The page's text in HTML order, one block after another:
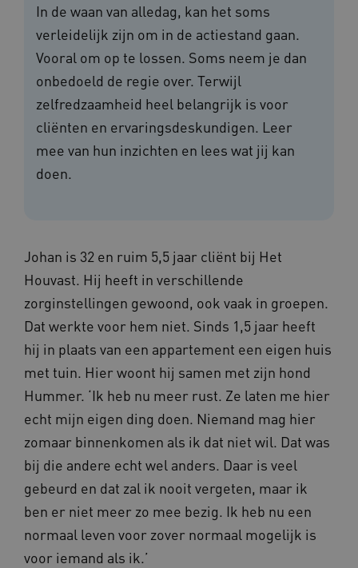
In de waan van alledag, kan het soms
verleidelijk zijn om in de actiestand gaan.
Vooral om op te lossen. Soms neem je dan
onbedoeld de regie over. Terwijl
zelfredzaamheid heel belangrijk is voor
cliënten en ervaringsdeskundigen. Leer
mee van hun inzichten en lees wat jij kan
doen.
Johan is 32 en ruim 5,5 jaar cliënt bij Het
Houvast. Hij heeft in verschillende
zorginstellingen gewoond, ook vaak in groepen.
Dat werkte voor hem niet. Sinds 1,5 jaar heeft
hij in plaats van een appartement een eigen huis
met tuin. Hier woont hij samen met zijn hond
Hummer. ‘Ik heb nu meer rust. Ze laten me hier
echt mijn eigen ding doen. Niemand mag hier
zomaar binnenkomen als ik dat niet wil. Dat was
bij die andere echt wel anders. Daar is veel
gebeurd en dat zal ik nooit vergeten, maar ik
ben er niet meer zo mee bezig. Ik heb nu een
normaal leven voor zover normaal mogelijk is
voor iemand als ik.’